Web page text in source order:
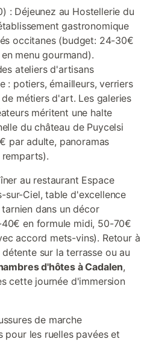
: Déjeunez au Hostellerie du
gastronomique
occitanes (budget: 24-30€
menu gourmand).
ateliers d'artisans
: potiers, émailleurs, verriers
métiers d'art. Les galeries
méritent une halte
du château de Puycelsi
par adulte, panoramas
au restaurant Espace
sur-Ciel, table d'excellence
dans un décor
en formule midi, 50-70€
accord mets-vins). Retour à
sur la terrasse ou au
d'hôtes à Cadalen,
cette journée d'immersion
de marche
les ruelles pavées et